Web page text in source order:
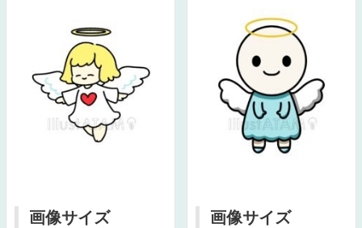
画像サイズ 画像サイズ